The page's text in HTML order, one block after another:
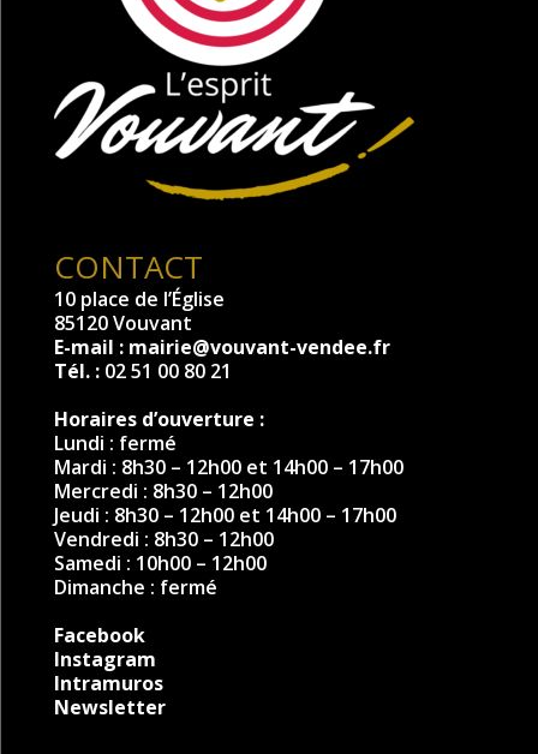
CONTACT
10 place de l’Église
85120 Vouvant
E-mail : mairie@vouvant-vendee.fr
Tél. : 02 51 00 80 21
Horaires d’ouverture :
Lundi : fermé
Mardi : 8h30 – 12h00 et 14h00 – 17h00
Mercredi : 8h30 – 12h00
Jeudi : 8h30 – 12h00 et 14h00 – 17h00
Vendredi : 8h30 – 12h00
Samedi : 10h00 – 12h00
Dimanche : fermé
Facebook
Instagram
Intramuros
Newsletter